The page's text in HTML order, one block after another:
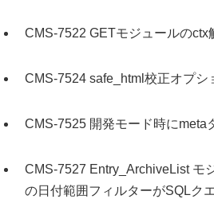
CMS-7522 GETモジュールの
CMS-7524 safe_html校正オプ
CMS-7525 開発モード時にmeta
CMS-7527 Entry_ArchiveList モ
の日付範囲フィルターがSQLク